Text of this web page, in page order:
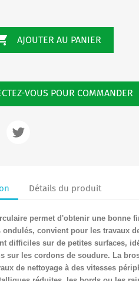
AJOUTER AU PANIER
VOUS POUR COMMANDER
Détails du produit
permet d'obtenir une bonne
ondulés, convient pour les travaux
difficiles sur de petites surfaces,
sur les cordons de soudure. La
de nettoyage à des vitesses